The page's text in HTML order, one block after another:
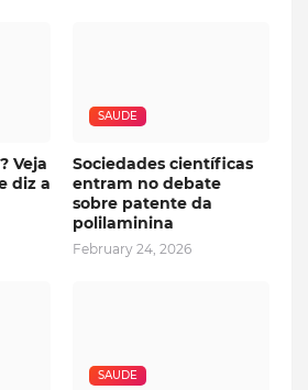
Veja
diz a
SAUDE
Sociedades científicas
entram no debate
sobre patente da
polilaminina
February 24, 2026
SAUDE